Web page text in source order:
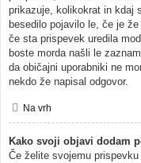
prikazuje, kolikokrat in kdaj
besedilo pojavilo le, če je
če sta prispevek uredila
boste morda našli le
da običajni uporabniki ne
nekdo že napisal odgovor.
Na vrh
Kako svoji objavi dodam
Če želite svojemu